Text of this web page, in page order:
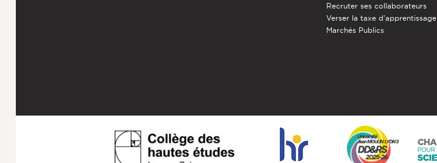
Recruter ses collaborateurs
Verser la taxe d'apprentissage
Marchés Publics